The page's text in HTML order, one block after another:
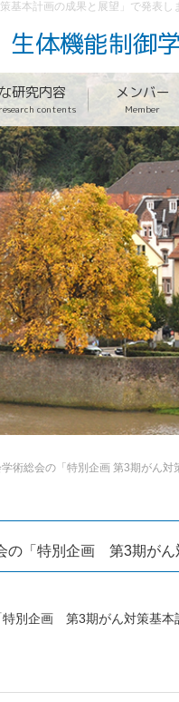
基本計画の成果と展望」で発
生体機能制御
研究内容
contents
メンバー
Member
術総会の「特別企画 第3期がん
の「特別企画 第3期が
別企画 第3期がん対策基本